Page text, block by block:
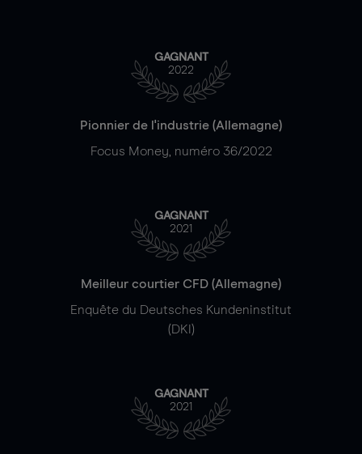
GAGNANT
2022
Pionnier de l'industrie (Allemagne)
Focus Money, numéro 36/2022
GAGNANT
2021
Meilleur courtier CFD (Allemagne)
Enquête du Deutsches Kundeninstitut
(DKI)
GAGNANT
2021